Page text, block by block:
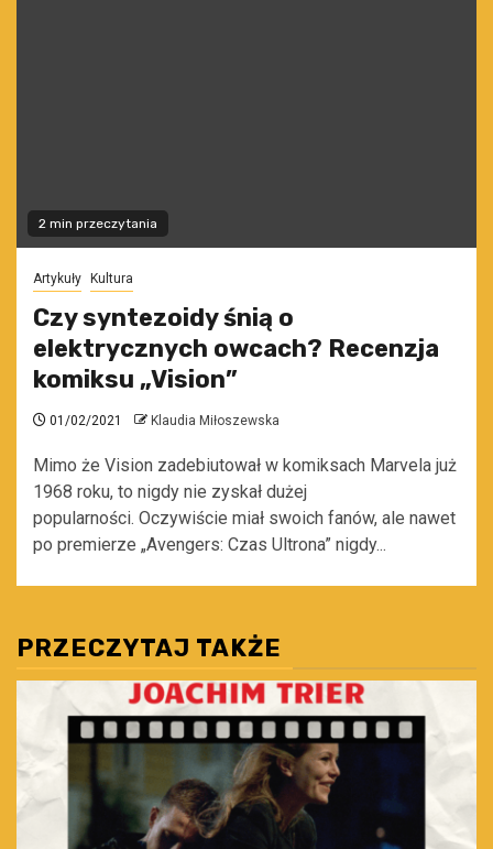
2 min przeczytania
Artykuły Kultura
Czy syntezoidy śnią o
elektrycznych owcach? Recenzja
komiksu „Vision”
01/02/2021 Klaudia Miłoszewska
Mimo że Vision zadebiutował w komiksach Marvela już
1968 roku, to nigdy nie zyskał dużej
popularności. Oczywiście miał swoich fanów, ale nawet
po premierze „Avengers: Czas Ultrona” nigdy...
PRZECZYTAJ TAKŻE